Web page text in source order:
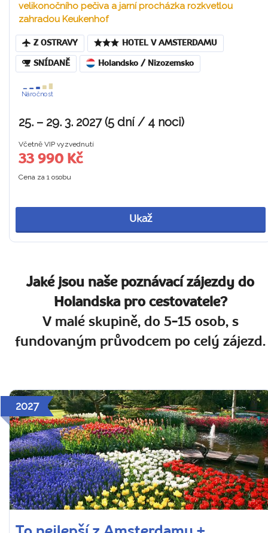
velikonočního pečiva a jarní procházka rozkvetlou
zahradou Keukenhof
Z OSTRAVY HOTEL V AMSTERDAMU
SNÍDANĚ Holandsko / Nizozemsko
Náročnost
25. – 29. 3. 2027 (5 dní / 4 noci)
Včetně VIP vyzvednutí
33 990 Kč
Cena za 1 osobu
Ukaž
Jaké jsou naše poznávací zájezdy do
Holandska pro cestovatele?
V malé skupině, do 5-15 osob, s
fundovaným průvodcem po celý zájezd.
2027